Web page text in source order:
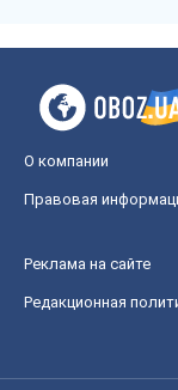
О компании
Правовая
Реклама на сайте
Редакционная